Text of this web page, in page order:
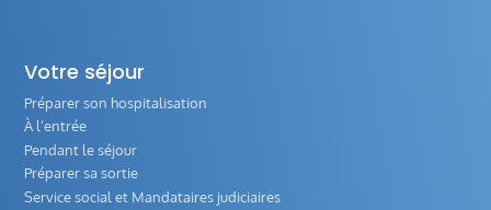
Votre séjour
Préparer son hospitalisation
À l’entrée
Pendant le séjour
Préparer sa sortie
Service social et Mandataires judiciaires